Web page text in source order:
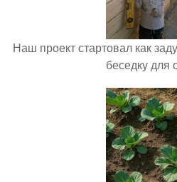
Наш проект стартовал как
беседку для